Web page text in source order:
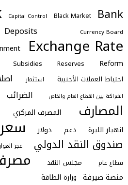
Bank
Black Market
Capital Control
Currency Board
Deposits
Exchange Rate
Reform
Reserves
Subsidies
احتياط العملات الأجنبية استثمار
الشراكة بين القطاع العام والخاص
الضرائب
المصارف المصرف المركزي
انهيار الليرة دعم دولار
صندوق النقد الدولي عجز
قطاع عام مجلس النقد
منصة صيرفة وزارة الطاقة